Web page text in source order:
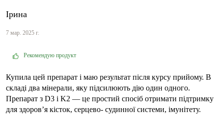
Ірина
7 мар. 2025 г.
Рекомендую продукт
Купила цей препарат і маю результат після курсу прийому. В
складі два мінерали, яку підсилюють дію один одного.
Препарат з D3 і K2 — це простий спосіб отримати підтримку
для здоров’я кісток, серцево- судинної системи, імунітету.